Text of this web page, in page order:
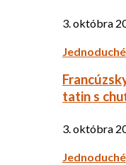
3. októbra
Jednoduché
tatin s
3. októbra
Jednoduché